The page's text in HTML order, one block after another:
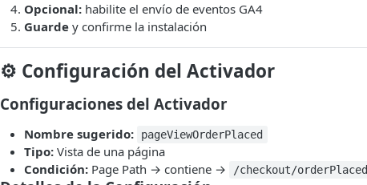
Opcional: habilite el envío de eventos GA4
Guarde y confirme la instalación
⚙️ Configuración del Activador
Configuraciones del Activador
Nombre sugerido: pageViewOrderPlaced
Tipo: Vista de una página
Condición: Page Path → contiene → /checkout/orderPlaced